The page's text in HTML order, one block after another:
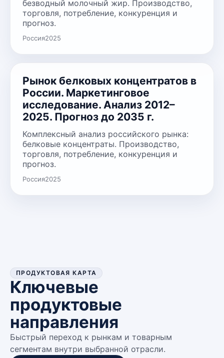
безводный молочный жир. Производство,
торговля, потребление, конкуренция и
прогноз.
Россия2025
Рынок белковых концентратов в
России. Маркетинговое
исследование. Анализ 2012–
2025. Прогноз до 2035 г.
Комплексный анализ российского рынка:
белковые концентраты. Производство,
торговля, потребление, конкуренция и
прогноз.
Россия2025
ПРОДУКТОВАЯ КАРТА
Ключевые
продуктовые
направления
Быстрый переход к рынкам и товарным
сегментам внутри выбранной отрасли.